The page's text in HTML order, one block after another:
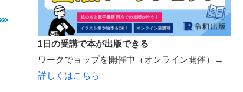
1日の受講で本が出版できる
ワークでョップを開催中（オンライン開催）→
詳しくはこちら